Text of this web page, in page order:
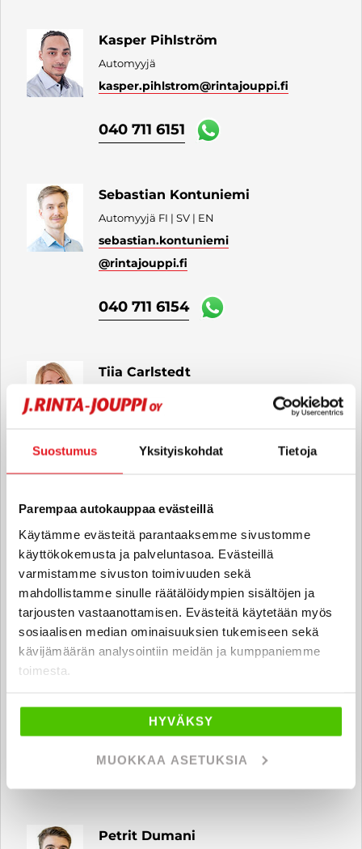
Suostumus Yksityiskohdat Tietoja
Parempaa autokauppaa evästeillä
Käytämme evästeitä parantaaksemme sivustomme
käyttökokemusta ja palveluntasoa. Evästeillä
varmistamme sivuston toimivuuden sekä
mahdollistamme sinulle räätälöidympien sisältöjen ja
tarjousten vastaanottamisen. Evästeitä käytetään myös
sosiaalisen median ominaisuuksien tukemiseen sekä
kävijämäärän analysointiin meidän ja kumppaniemme
toimesta.
HYVÄKSY
MUOKKAA ASETUKSIA
Kasper Pihlström
Automyyjä
kasper.pihlstrom@rintajouppi.fi
040 711 6151
Sebastian Kontuniemi
Automyyjä FI | SV | EN
sebastian.kontuniemi
@rintajouppi.fi
040 711 6154
Tiia Carlstedt
Automyyjä FI | EN
040 711 6156
Milad Amiri
Automyyjä
milad.amiri@rintajouppi.fi
040 711 6177
Automyyjä
daniel.lindlof@rintajouppi.fi
040 711 6178
Petrit Dumani